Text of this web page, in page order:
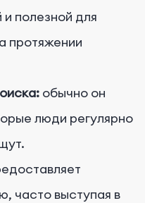
полезной для
протяжении
обычно он
люди регулярно
часто выступая в